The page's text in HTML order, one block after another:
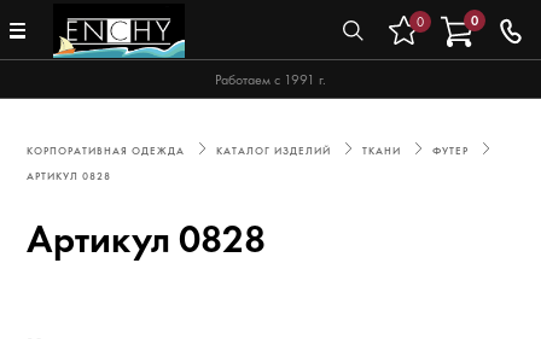
Работаем с 1991 г.
0 0
КОРПОРАТИВНАЯ ОДЕЖДА КАТАЛОГ ИЗДЕЛИЙ ТКАНИ
ФУТЕР
АРТИКУЛ 0828
Артикул 0828